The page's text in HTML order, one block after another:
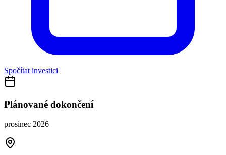
Spočítat investici
Plánované dokončení
prosinec 2026